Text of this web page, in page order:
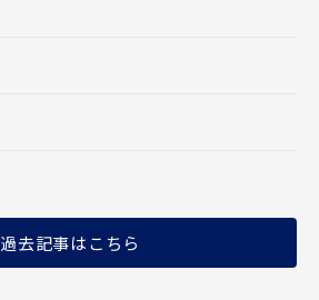
過去記事はこちら